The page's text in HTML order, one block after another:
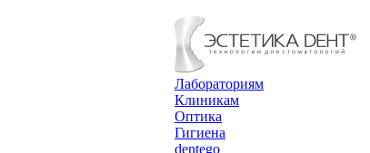
Лабораториям
Клиникам
Оптика
Гигиена
dentego